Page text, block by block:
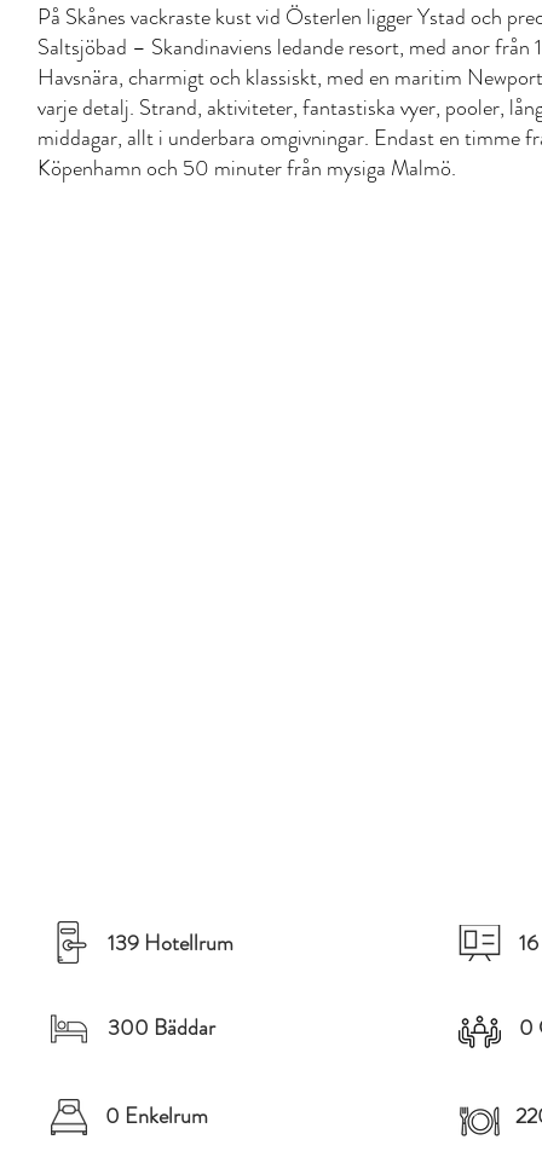
På Skånes vackraste kust vid Österlen ligger Ystad och
Saltsjöbad – Skandinaviens ledande resort, med anor
Havsnära, charmigt och klassiskt, med en maritim
varje detalj. Strand, aktiviteter, fantastiska vyer, pooler,
middagar, allt i underbara omgivningar. Endast en timme
Köpenhamn och 50 minuter från mysiga Malmö.
139 Hotellrum
300 Bäddar
0 Enkelrum
0